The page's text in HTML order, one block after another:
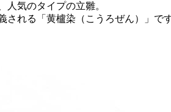
人気のタイプの立雛。
される「黄櫨染（こうろぜん）」で